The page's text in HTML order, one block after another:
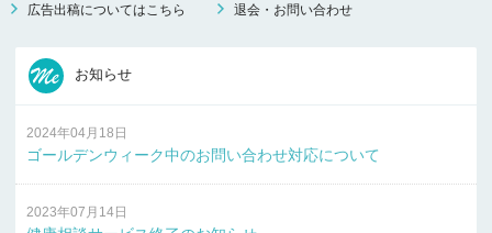
広告出稿についてはこちら 退会・お問い合わせ
お知らせ
2024年04月18日
ゴールデンウィーク中のお問い合わせ対応について
2023年07月14日